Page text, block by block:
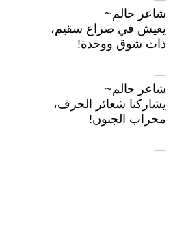
شاعر حالم~
يعيش في صراع سقيم،
ذات شوق ووحدة!
—
شاعر حالم~
يشاركنا شعائر الحرف،
محراب الجنون!
—